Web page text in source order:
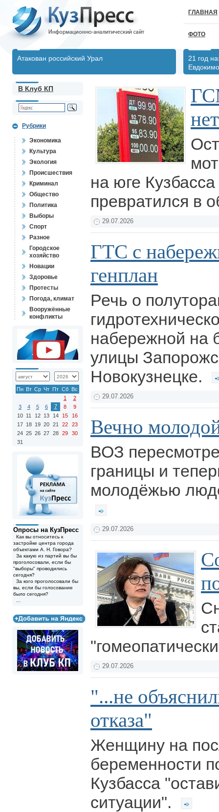
ГЛАВНАЯ
ФОТО
Атакован российский Урал
21 год
В Клуб КП
Рубрики
Экономика
Культура
Экология
Происшествия
Криминал
Общество
Политика
Выборы
Спорт
Разное
Городское
хозяйство
Новации
Здоровье
Протесты
Погода, климат
Вооружённые
конфликты
Пн Вт Ср Чт Пт Сб Вс
1
2
3
4 5 6 7 8
9
10 11 12 13 14 15
16
17 18 19 20 21 22
23
24 25 26 27 28 29
30
31
Опросы на КузПресс
Как вы относитесь к
застройке центра города
объектами А. Н. Говора?
За какую из партий вы бы
проголосовали, если бы
"выборы" проводились
сегодня?
За кого проголосовали бы
вы, если бы голосование
было сегодня?
на юге
превратился в
29.07.2026
ГТС с
генплан
Речь о
набережной на
улицы
Новокузнецке.
29.07.2026
Вечно
ВОЗ
границы и
молодёжью
29.07.2026
29.07.2026
"...не
отказа"
Женщину на
беременности
Кузбасса
ситуации".